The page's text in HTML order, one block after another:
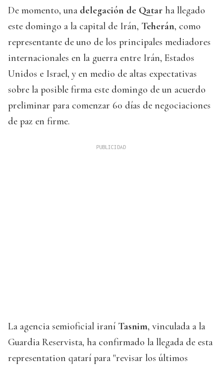
De momento, una delegación de Qatar ha llegado
este domingo a la capital de Irán, Teherán, como
representante de uno de los principales mediadores
internacionales en la guerra entre Irán, Estados
Unidos e Israel, y en medio de altas expectativas
sobre la posible firma este domingo de un acuerdo
preliminar para comenzar 60 días de negociaciones
de paz en firme.
La agencia semioficial iraní Tasnim, vinculada a la
Guardia Reservista, ha confirmado la llegada de esta
representation qatarí para "revisar los últimos